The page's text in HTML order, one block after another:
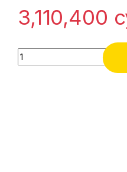
3,110,400
Quantity